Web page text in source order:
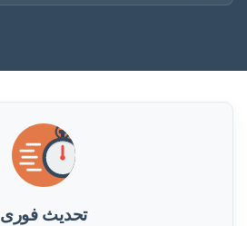
تحديث فورى